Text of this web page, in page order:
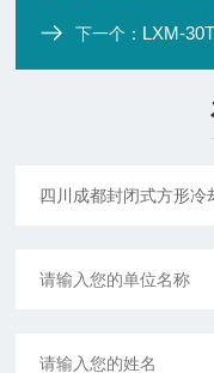
下一个： LXM-30T